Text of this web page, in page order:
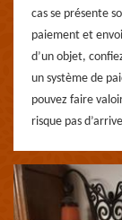
cas se présente
paiement et
d’un objet,
un système de
pouvez faire
risque pas